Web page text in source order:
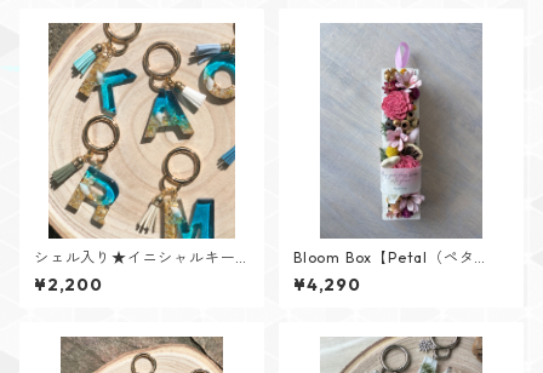
シェル入り★イニシャルキー
リング【Cristal Oceanシリー
ズ】
¥2,200
Bloom Box【Petal（ペタ
ル）】メッセージカード付け
られます✨
¥4,290